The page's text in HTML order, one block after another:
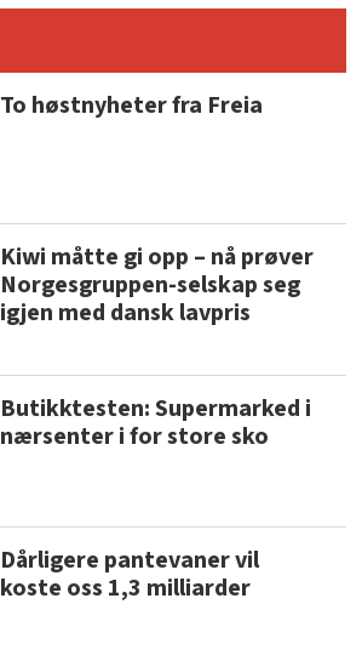
To høstnyheter fra Freia
Kiwi måtte gi opp – nå prøver
Norgesgruppen-selskap seg
igjen med dansk lavpris
Butikktesten: Supermarked i
nærsenter i for store sko
Dårligere pantevaner vil
koste oss 1,3 milliarder